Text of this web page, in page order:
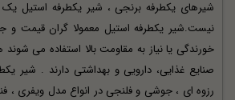
شیرهای یکطرفه برنجی ، شیر یکطرفه استیل
نیست.شیر یکطرفه استیل معمولا گران قیمت
خورندگی یا نیاز به مقاومت بالا استفاده می شوند
صنایع غذایی، دارویی و بهداشتی دارند . شیر
رزوه ای ، جوشی و فلنجی در انواع مدل ویفری ،